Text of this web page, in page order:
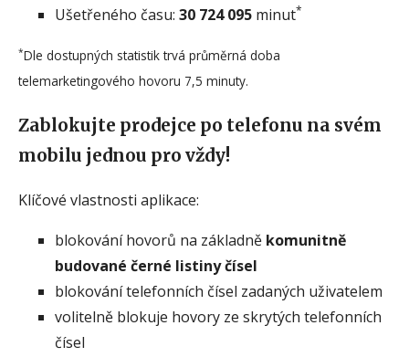
Ušetřeného času: 30 724 095 minut*
*Dle dostupných statistik trvá průměrná doba
telemarketingového hovoru 7,5 minuty.
Zablokujte prodejce po telefonu na svém
mobilu jednou pro vždy!
Klíčové vlastnosti aplikace:
blokování hovorů na základně komunitně
budované černé listiny čísel
blokování telefonních čísel zadaných uživatelem
volitelně blokuje hovory ze skrytých telefonních
čísel